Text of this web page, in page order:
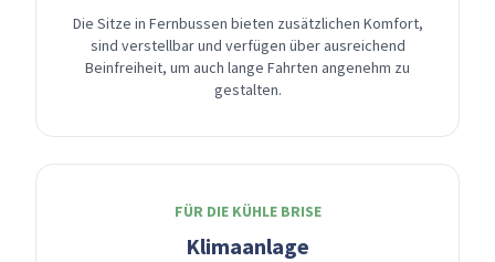
Die Sitze in Fernbussen bieten zusätzlichen Komfort,
sind verstellbar und verfügen über ausreichend
Beinfreiheit, um auch lange Fahrten angenehm zu
gestalten.
FÜR DIE KÜHLE BRISE
Klimaanlage